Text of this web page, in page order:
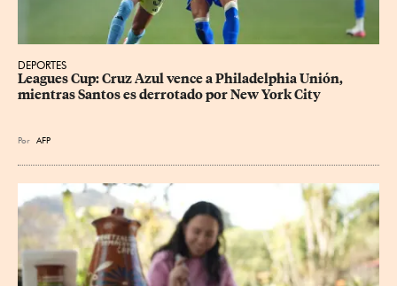
DEPORTES
Leagues Cup: Cruz Azul vence a Philadelphia Unión,
mientras Santos es derrotado por New York City
Por AFP